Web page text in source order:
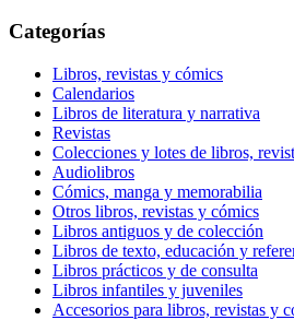
Categorías
Libros, revistas y cómics
Calendarios
Libros de literatura y narrativa
Revistas
Colecciones y lotes de libros,
Audiolibros
Cómics, manga y memorabilia
Otros libros, revistas y cómics
Libros antiguos y de colección
Libros de texto, educación y
Libros prácticos y de consulta
Libros infantiles y juveniles
Accesorios para libros, revistas y